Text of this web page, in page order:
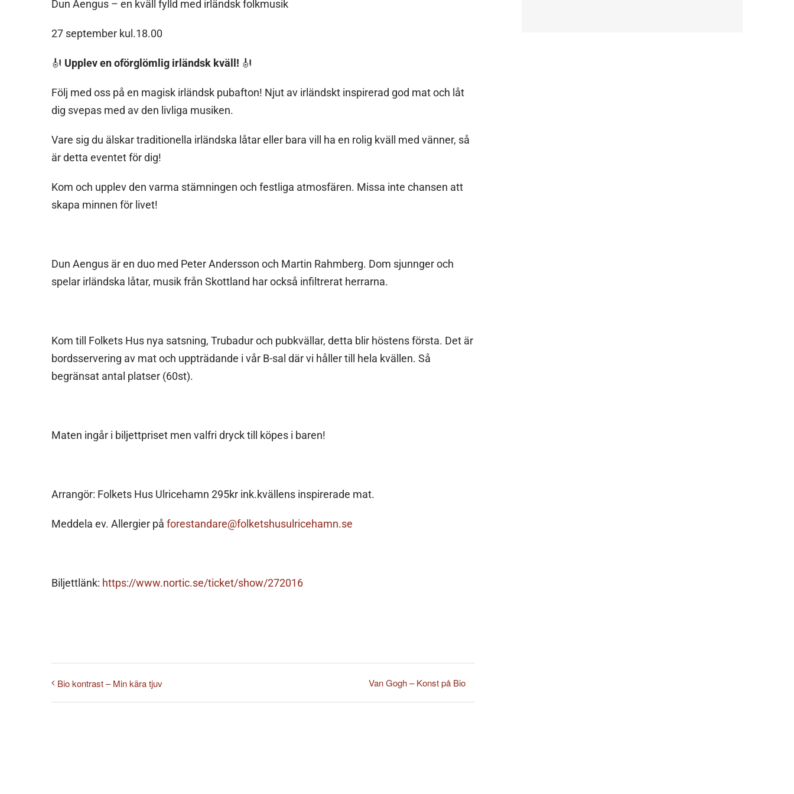
Dun Aengus – en kväll fylld med irländsk folkmusik
27 september kul.18.00
🎻 Upplev en oförglömlig irländsk kväll! 🎻
Följ med oss på en magisk irländsk pubafton! Njut av irländskt inspirerad god mat och låt
dig svepas med av den livliga musiken.
Vare sig du älskar traditionella irländska låtar eller bara vill ha en rolig kväll med vänner, så
är detta eventet för dig!
Kom och upplev den varma stämningen och festliga atmosfären. Missa inte chansen att
skapa minnen för livet!
Dun Aengus är en duo med Peter Andersson och Martin Rahmberg. Dom sjunnger och
spelar irländska låtar, musik från Skottland har också infiltrerat herrarna.
Kom till Folkets Hus nya satsning, Trubadur och pubkvällar, detta blir höstens första. Det är
bordsservering av mat och uppträdande i vår B-sal där vi håller till hela kvällen. Så
begränsat antal platser (60st).
Maten ingår i biljettpriset men valfri dryck till köpes i baren!
Arrangör: Folkets Hus Ulricehamn 295kr ink.kvällens inspirerade mat.
Meddela ev. Allergier på forestandare@folketshusulricehamn.se
Biljettlänk: https://www.nortic.se/ticket/show/272016
Bio kontrast – Min kära tjuv Van Gogh – Konst på Bio